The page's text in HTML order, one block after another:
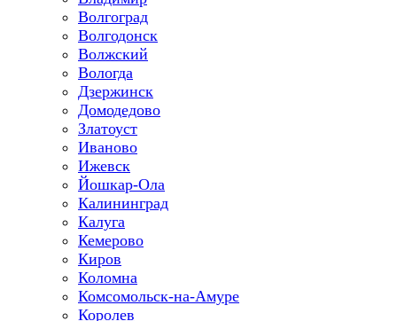
Волгоград
Волгодонск
Волжский
Вологда
Дзержинск
Домодедово
Златоуст
Иваново
Ижевск
Йошкар-Ола
Калининград
Калуга
Кемерово
Киров
Коломна
Комсомольск-на-Амуре
Королев